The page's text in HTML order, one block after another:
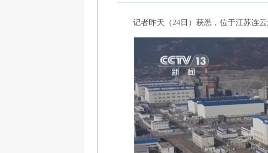
记者昨天（24日）获悉，位于江苏连